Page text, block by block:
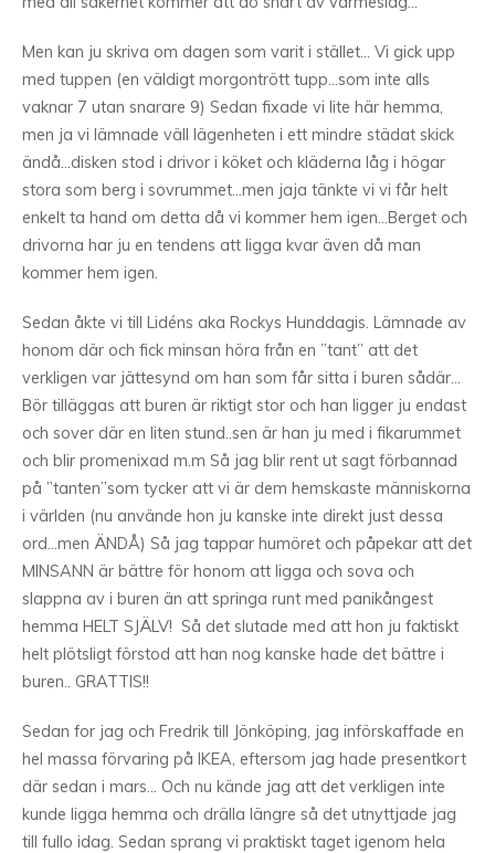
Men kan ju skriva om dagen som varit i stället… Vi gick upp
med tuppen (en väldigt morgontrött tupp…som inte alls
vaknar 7 utan snarare 9) Sedan fixade vi lite här hemma,
men ja vi lämnade väll lägenheten i ett mindre städat skick
ändå…disken stod i drivor i köket och kläderna låg i högar
stora som berg i sovrummet…men jaja tänkte vi vi får helt
enkelt ta hand om detta då vi kommer hem igen…Berget och
drivorna har ju en tendens att ligga kvar även då man
kommer hem igen.
Sedan åkte vi till Lidéns aka Rockys Hunddagis. Lämnade av
honom där och fick minsan höra från en ”tant” att det
verkligen var jättesynd om han som får sitta i buren sådär…
Bör tilläggas att buren är riktigt stor och han ligger ju endast
och sover där en liten stund..sen är han ju med i fikarummet
och blir promenixad m.m Så jag blir rent ut sagt förbannad
på ”tanten”som tycker att vi är dem hemskaste människorna
i världen (nu använde hon ju kanske inte direkt just dessa
ord…men ÄNDÅ) Så jag tappar humöret och påpekar att det
MINSANN är bättre för honom att ligga och sova och
slappna av i buren än att springa runt med panikångest
hemma HELT SJÄLV! Så det slutade med att hon ju faktiskt
helt plötsligt förstod att han nog kanske hade det bättre i
buren.. GRATTIS!!
Sedan for jag och Fredrik till Jönköping, jag införskaffade en
hel massa förvaring på IKEA, eftersom jag hade presentkort
där sedan i mars… Och nu kände jag att det verkligen inte
kunde ligga hemma och drälla längre så det utnyttjade jag
till fullo idag. Sedan sprang vi praktiskt taget igenom hela